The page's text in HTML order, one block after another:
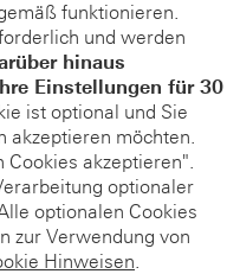
funktionieren.
und werden
hinaus
Einstellungen für 30
ist optional und Sie
akzeptieren möchten.
Cookies akzeptieren".
optionaler
optionalen Cookies
zur Verwendung von
Hinweisen.